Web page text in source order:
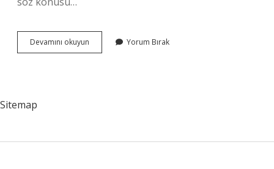
Devamını okuyun
Laboratuvarı
Yorum Bırak
Sitemap